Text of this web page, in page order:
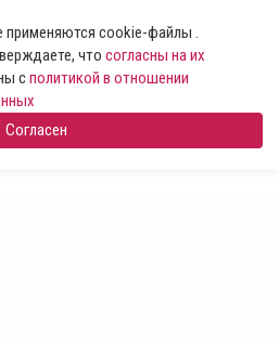
применяются cookie-файлы .
что согласны на их
сполитикой в отношении
Согласен